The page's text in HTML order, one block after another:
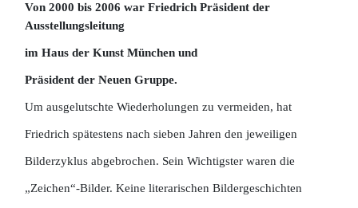
Von 2000 bis 2006 war Friedrich Präsident der
Ausstellungsleitung
im Haus der Kunst München und
Präsident der Neuen Gruppe.
Um ausgelutschte Wiederholungen zu vermeiden, hat
Friedrich spätestens nach sieben Jahren den jeweiligen
Bilderzyklus abgebrochen. Sein Wichtigster waren die
„Zeichen“-Bilder. Keine literarischen Bildergeschichten